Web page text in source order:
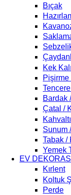
Bıçak
Kek
Pişirme
Bardak
Çatal /
Sunum
Tabak /
Yemek
EV
Kırlent
Koltuk
Perde